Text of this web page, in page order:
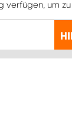
verfügen, um